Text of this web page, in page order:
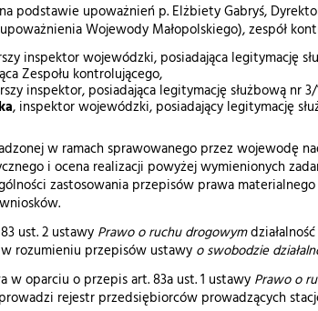
podstawie upoważnień p. Elżbiety Gabryś,
Wojewody Małopolskiego), zespół
inspektor wojewódzki, posiadająca legitymację
Zespołu kontrolującego,
inspektor, posiadająca legitymację służbową nr
, inspektor wojewódzki, posiadający legitymację
w ramach sprawowanego przez wojewodę
i ocena realizacji powyżej wymienionych
zastosowania przepisów prawa
ust. 2 ustawy Prawo o ruchu drogowym
rozumieniu przepisów ustawy o swobodzie
w oparciu o przepis art. 83a ust. 1 ustawy Prawo o
rejestr przedsiębiorców prowadzących